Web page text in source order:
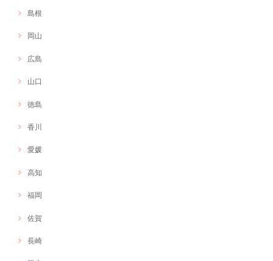
島根
岡山
広島
山口
徳島
香川
愛媛
高知
福岡
佐賀
長崎